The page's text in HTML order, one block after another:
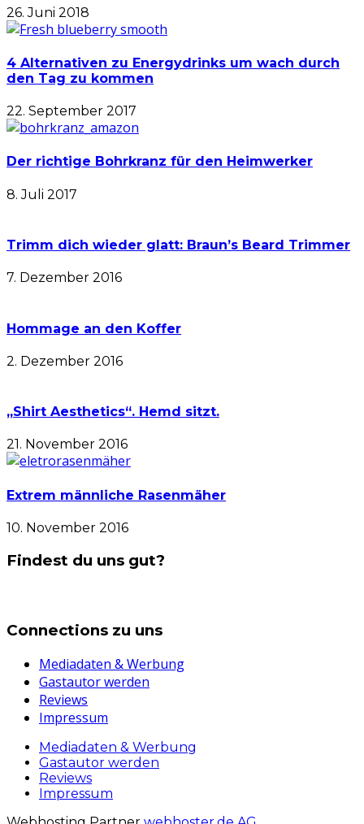
26. Juni 2018
4 Alternativen zu Energydrinks um wach durch
den Tag zu kommen
22. September 2017
Der richtige Bohrkranz für den Heimwerker
8. Juli 2017
Trimm dich wieder glatt: Braun’s Beard Trimmer
7. Dezember 2016
Hommage an den Koffer
2. Dezember 2016
„Shirt Aesthetics“. Hemd sitzt.
21. November 2016
Extrem männliche Rasenmäher
10. November 2016
Findest du uns gut?
Connections zu uns
Mediadaten & Werbung
Gastautor werden
Reviews
Impressum
Mediadaten & Werbung
Gastautor werden
Reviews
Impressum